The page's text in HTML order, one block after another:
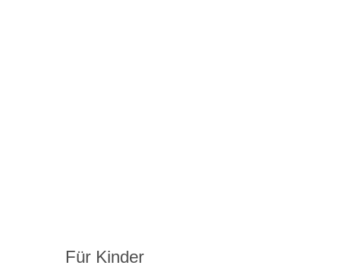
Für Kinder